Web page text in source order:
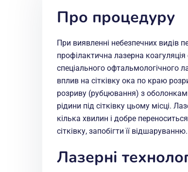
Про процедуру
При виявленні небезпечних видів
профілактична лазерна
спеціального офтальмологічного
вплив на сітківку ока по краю
розриву (рубцювання) з
рідини під сітківку цьому місці.
кілька хвилин і добре
сітківку, запобігти її відшаруванню.
Лазерні